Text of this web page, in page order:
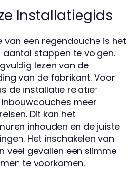
Installatiegids
van een regendouche is het
aantal stappen te volgen.
lezen van de
van de fabrikant. Voor
de installatie relatief
meer
Dit kan het
inhouden en de juiste
Het inschakelen van
veel gevallen een slimme
te voorkomen.